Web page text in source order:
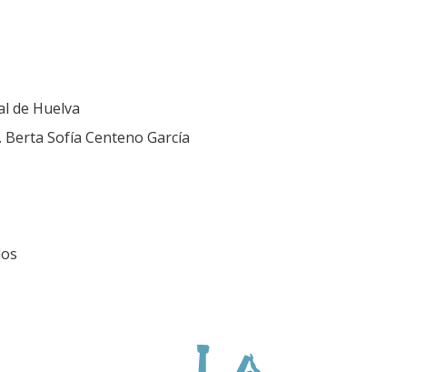
de Huelva
Berta Sofía Centeno García